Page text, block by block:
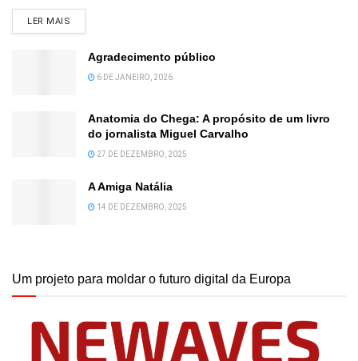
LER MAIS
Agradecimento público
6 DE JANEIRO, 2026
Anatomia do Chega: A propósito de um livro
do jornalista Miguel Carvalho
27 DE DEZEMBRO, 2025
A Amiga Natália
14 DE DEZEMBRO, 2025
Um projeto para moldar o futuro digital da Europa